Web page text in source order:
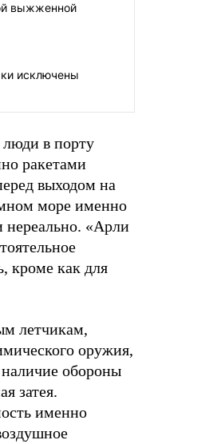
выжженной
исключены
люди в порту
ракетами
выходом на
море именно
нереально. «Арли
кроме как для
летчикам,
оружия,
обороны
затея.
именно